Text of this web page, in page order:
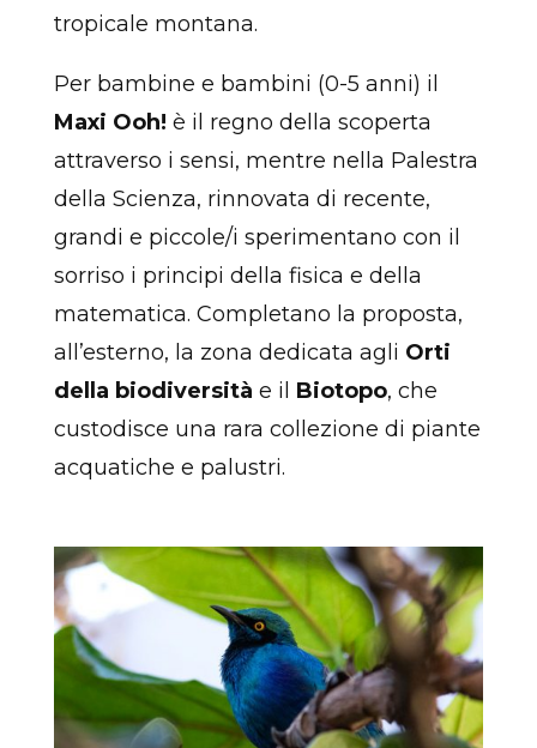
tropicale montana.
Per bambine e bambini (0-5 anni) il
Maxi Ooh! è il regno della scoperta
attraverso i sensi, mentre nella Palestra
della Scienza, rinnovata di recente,
grandi e piccole/i sperimentano con il
sorriso i principi della fisica e della
matematica. Completano la proposta,
all’esterno, la zona dedicata agli Orti
della biodiversità e il Biotopo, che
custodisce una rara collezione di piante
acquatiche e palustri.